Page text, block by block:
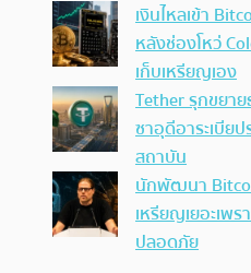
เงินไหลเข้า
หลังช่องโหว่
เก็บเหรียญเอง
Tether รุกขยา
ซาอุดีอาระเบีย
สถาบัน
นักพัฒนา
เหรียญเยอะเพ
ปลอดภัย